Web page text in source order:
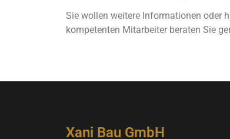
Sie wollen weitere Informationen oder
kompetenten Mitarbeiter beraten Sie
Xani Bau GmbH